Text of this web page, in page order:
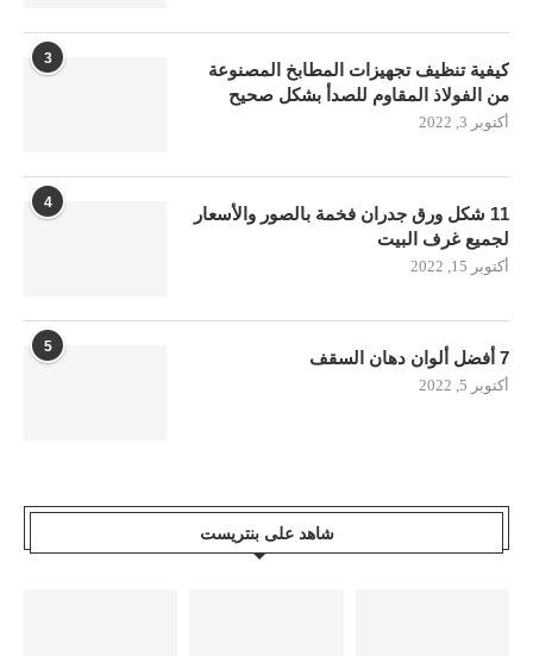
3
كيفية تنظيف تجهيزات المطابخ المصنوعة
من الفولاذ المقاوم للصدأ بشكل صحيح
أكتوبر 3, 2022
4
11 شكل ورق جدران فخمة بالصور والأسعار
لجميع غرف البيت
أكتوبر 15, 2022
5
7 أفضل ألوان دهان السقف
أكتوبر 5, 2022
شاهد على بنتريست